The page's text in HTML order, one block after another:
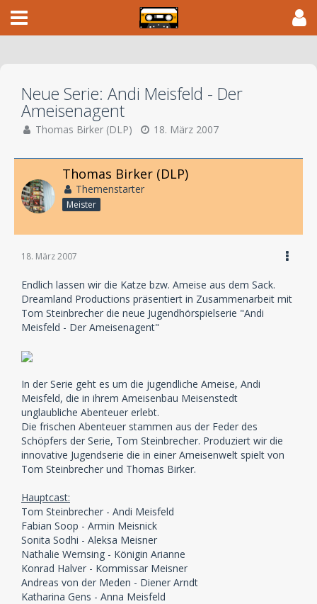
Neue Serie: Andi Meisfeld - Der
Ameisenagent
Thomas Birker (DLP) 18. März 2007
Thomas Birker (DLP)
Themenstarter
Meister
18. März 2007
Endlich lassen wir die Katze bzw. Ameise aus dem Sack.
Dreamland Productions präsentiert in Zusammenarbeit mit
Tom Steinbrecher die neue Jugendhörspielserie "Andi
Meisfeld - Der Ameisenagent"
In der Serie geht es um die jugendliche Ameise, Andi
Meisfeld, die in ihrem Ameisenbau Meisenstedt
unglaubliche Abenteuer erlebt.
Die frischen Abenteuer stammen aus der Feder des
Schöpfers der Serie, Tom Steinbrecher. Produziert wir die
innovative Jugendserie die in einer Ameisenwelt spielt von
Tom Steinbrecher und Thomas Birker.
Hauptcast:
Tom Steinbrecher - Andi Meisfeld
Fabian Soop - Armin Meisnick
Sonita Sodhi - Aleksa Meisner
Nathalie Wernsing - Königin Arianne
Konrad Halver - Kommissar Meisner
Andreas von der Meden - Diener Arndt
Katharina Gens - Anna Meisfeld